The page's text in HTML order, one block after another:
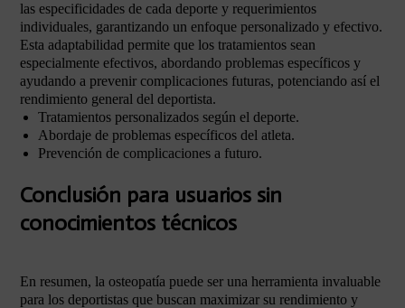
las especificidades de cada deporte y requerimientos
individuales, garantizando un enfoque personalizado y efectivo.
Esta adaptabilidad permite que los tratamientos sean
especialmente efectivos, abordando problemas específicos y
ayudando a prevenir complicaciones futuras, potenciando así el
rendimiento general del deportista.
Tratamientos personalizados según el deporte.
Abordaje de problemas específicos del atleta.
Prevención de complicaciones a futuro.
Conclusión para usuarios sin
conocimientos técnicos
En resumen, la osteopatía puede ser una herramienta invaluable
para los deportistas que buscan maximizar su rendimiento y